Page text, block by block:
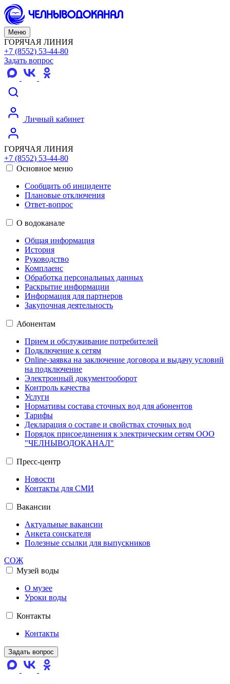
Меню
ГОРЯЧАЯ ЛИНИЯ
+7 (8552) 53-44-80
Задать вопрос
Личный кабинет
ГОРЯЧАЯ ЛИНИЯ
+7 (8552) 53-44-80
Основное меню
Сообщить об инциденте
Плановые отключения
Ответ-вопрос
О водоканале
Общая информация
История
Руководство
Комплаенс
Обработка персональных данных
Раскрытие информации
Информация для партнеров
Закупочная деятельность
Абонентам
Прием и обслуживание потребителей
Подключение к сетям
Online-заявка на заключение договора и выдачу условий
на подключение
Электронный документооборот
Контроль качества
Услуги
Нормативы состава сточных вод для абонентов
Тарифы
Декларация о составе и свойствах сточных вод
Порядок присоединения к электрическим сетям ООО
"ЧЕЛНЫВОДОКАНАЛ"
Пресс-центр
Новости
Контакты для СМИ
Вакансии
Актуальные вакансии
Анкета соискателя
Полезные ссылки для выпускников
СОЖ
Музей воды
О музее
Уроки воды
Контакты
Контакты
Задать вопрос